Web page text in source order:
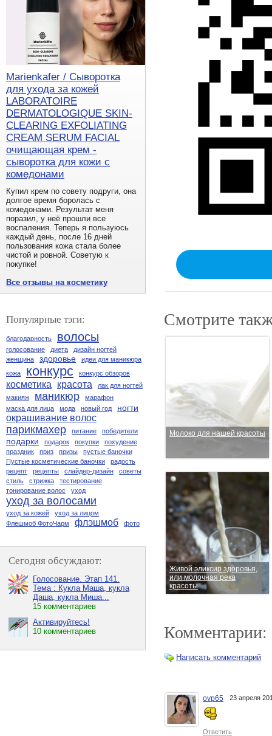
Смотрите
Молоко для нашей красоты
Живой эликсир здоровья,
или молочная река
красоты
Три секрета красоты и
молодости 73-летней
Джейн Фонды
Комментарии:
Написать комментарий
ovp65 23 апреля
Ответить
Marienkafer / Сыворотка
для ухода за кожей
LABORATOIRE
DERMATOLOGIQUE SKIN-
CLEARING EXFOLIATING
CREAM SERUM FACIAL
очищающая крем -
сыворотка для кожи с
комедонами
Купил крем по совету подруги, она
долгое время боролась с
комедонами. Результат меня
поразил, у неё прошли все
воспаления. Теперь я пользуюсь
каждый день, после 16 дней
пользования кожа стала более
чистой и ровной. Советую к
покупке!
Все отзывы на косметику
Популярные тэги:
благодарность волосы
голосование диета
дизайн ногтей
женщина
здоровье
идеи для маникюра
кожа
конкурс конкурс обзоров
косметика красота
лак для ногтей
макияж
маникюр
марафон
маска для лица
мода новый год ногти
окрашивание волос
парикмахер питание победители
подарки подарок покупки
похудение
праздник
приз призы
пустые баночки
Пустые косметические баночки
радость
рецепт
рецепты слайдер-дизайн
советы
стиль
стрижка
тестирование
тонирование волос
уход
уход за волосами
уход за кожей
уход за лицом
Флешмоб ФотоЧарм
флэшмоб фото
Сегодня обсуждают:
Голосование. Этап 141.
Тема : Кукла Маша, кукла
Даша, кукла Миша...
15 комментариев
Активируйтесь!
10 комментариев